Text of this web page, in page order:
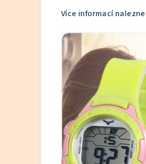
Více informací